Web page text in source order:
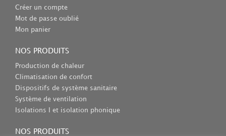
Créer un compte
Mot de passe oublié
Mon panier
NOS PRODUITS
Production de chaleur
Climatisation de confort
Dispositifs de système sanitaire
Système de ventilation
Isolations I et isolation phonique
NOS PRODUITS